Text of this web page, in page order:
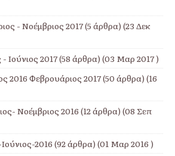
- Νοέμβριος 2017(5 άρθρα) (23 Δεκ
Ιούνιος 2017(58 άρθρα) (03 Μαρ 2017 )
2016 Φεβρουάριος 2017(50 άρθρα) (16
Νοέμβριος 2016 (12 άρθρα) (08 Σεπ
2016 (92 άρθρα) (01 Μαρ 2016 )